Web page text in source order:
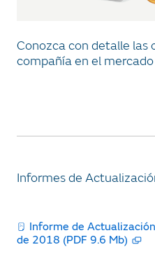
Conozca con detalle las
compañía en el
Informes de
Informe de
de 2018 (PDF 9.6 Mb)